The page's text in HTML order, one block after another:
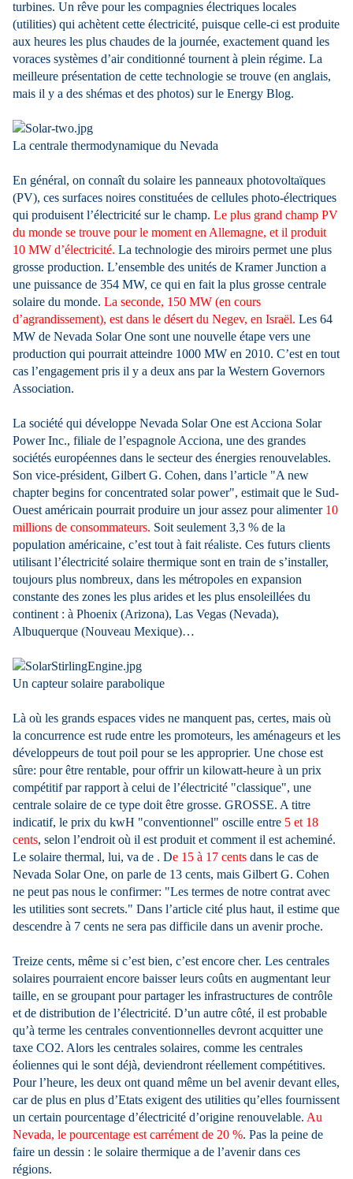
turbines. Un rêve pour les compagnies électriques locales
(utilities) qui achètent cette électricité, puisque celle-ci est produite
aux heures les plus chaudes de la journée, exactement quand les
voraces systèmes d’air conditionné tournent à plein régime. La
meilleure présentation de cette technologie se trouve (en anglais,
mais il y a des shémas et des photos) sur le Energy Blog.
La centrale thermodynamique du Nevada
En général, on connaît du solaire les panneaux photovoltaïques
(PV), ces surfaces noires constituées de cellules photo-électriques
qui produisent l’électricité sur le champ. Le plus grand champ PV
du monde se trouve pour le moment en Allemagne, et il produit
10 MW d’électricité. La technologie des miroirs permet une plus
grosse production. L’ensemble des unités de Kramer Junction a
une puissance de 354 MW, ce qui en fait la plus grosse centrale
solaire du monde. La seconde, 150 MW (en cours
d’agrandissement), est dans le désert du Negev, en Israël. Les 64
MW de Nevada Solar One sont une nouvelle étape vers une
production qui pourrait atteindre 1000 MW en 2010. C’est en tout
cas l’engagement pris il y a deux ans par la Western Governors
Association.
La société qui développe Nevada Solar One est Acciona Solar
Power Inc., filiale de l’espagnole Acciona, une des grandes
sociétés européennes dans le secteur des énergies renouvelables.
Son vice-président, Gilbert G. Cohen, dans l’article "A new
chapter begins for concentrated solar power", estimait que le Sud-
Ouest américain pourrait produire un jour assez pour alimenter 10
millions de consommateurs. Soit seulement 3,3 % de la
population américaine, c’est tout à fait réaliste. Ces futurs clients
utilisant l’électricité solaire thermique sont en train de s’installer,
toujours plus nombreux, dans les métropoles en expansion
constante des zones les plus arides et les plus ensoleillées du
continent : à Phoenix (Arizona), Las Vegas (Nevada),
Albuquerque (Nouveau Mexique)…
Un capteur solaire parabolique
Là où les grands espaces vides ne manquent pas, certes, mais où
la concurrence est rude entre les promoteurs, les aménageurs et les
développeurs de tout poil pour se les approprier. Une chose est
sûre: pour être rentable, pour offrir un kilowatt-heure à un prix
compétitif par rapport à celui de l’électricité "classique", une
centrale solaire de ce type doit être grosse. GROSSE. A titre
indicatif, le prix du kwH "conventionnel" oscille entre 5 et 18
cents, selon l’endroit où il est produit et comment il est acheminé.
Le solaire thermal, lui, va de . De 15 à 17 cents dans le cas de
Nevada Solar One, on parle de 13 cents, mais Gilbert G. Cohen
ne peut pas nous le confirmer: "Les termes de notre contrat avec
les utilities sont secrets." Dans l’article cité plus haut, il estime que
descendre à 7 cents ne sera pas difficile dans un avenir proche.
Treize cents, même si c’est bien, c’est encore cher. Les centrales
solaires pourraient encore baisser leurs coûts en augmentant leur
taille, en se groupant pour partager les infrastructures de contrôle
et de distribution de l’électricité. D’un autre côté, il est probable
qu’à terme les centrales conventionnelles devront acquitter une
taxe CO2. Alors les centrales solaires, comme les centrales
éoliennes qui le sont déjà, deviendront réellement compétitives.
Pour l’heure, les deux ont quand même un bel avenir devant elles,
car de plus en plus d’Etats exigent des utilities qu’elles fournissent
un certain pourcentage d’électricité d’origine renouvelable. Au
Nevada, le pourcentage est carrément de 20 %. Pas la peine de
faire un dessin : le solaire thermique a de l’avenir dans ces
régions.